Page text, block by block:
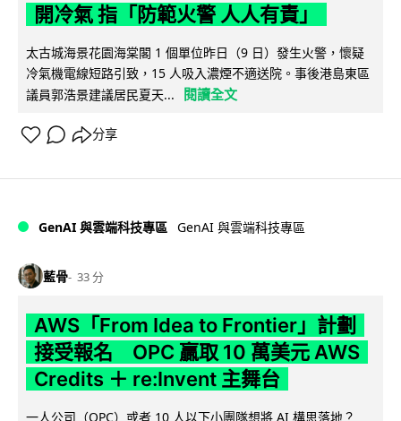
開冷氣 指「防範火警 人人有責」
太古城海景花園海棠閣 1 個單位昨日（9 日）發生火警，懷疑
冷氣機電線短路引致，15 人吸入濃煙不適送院。事後港島東區
議員郭浩景建議居民夏天...
閱讀全文
分享
GenAI 與雲端科技專區 GenAI 與雲端科技專區
藍骨 33 分
AWS「From Idea to Frontier」計劃
接受報名 OPC 贏取 10 萬美元 AWS
Credits ＋ re:Invent 主舞台
一人公司（OPC）或者 10 人以下小團隊想將 AI 構思落地？